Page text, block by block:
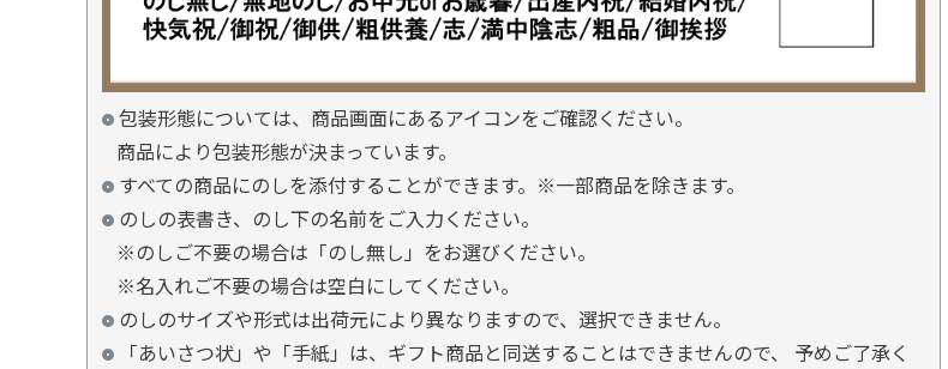
包装形態については、商品画面にあるアイコンをご確認ください。
商品により包装形態が決まっています。
すべての商品にのしを添付することができます。※一部商品を除きます。
のしの表書き、のし下の名前をご入力ください。
※のしご不要の場合は「のし無し」をお選びください。
※名入れご不要の場合は空白にしてください。
のしのサイズや形式は出荷元により異なりますので、選択できません。
「あいさつ状」や「手紙」は、ギフト商品と同送することはできませんので、 予めご了承く